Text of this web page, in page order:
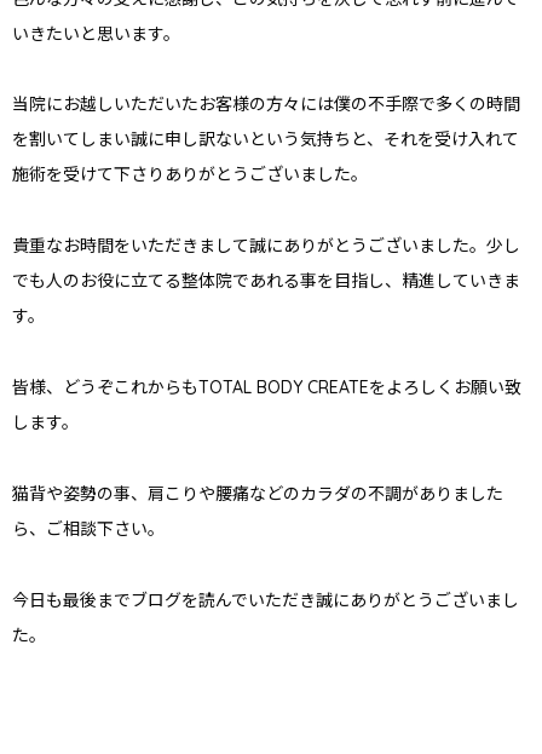
いきたいと思います。
当院にお越しいただいたお客様の方々には僕の不手際で多くの時間
を割いてしまい誠に申し訳ないという気持ちと、それを受け入れて
施術を受けて下さりありがとうございました。
貴重なお時間をいただきまして誠にありがとうございました。少し
でも人のお役に立てる整体院であれる事を目指し、精進していきま
す。
皆様、どうぞこれからもTOTAL BODY CREATEをよろしくお願い致
します。
猫背や姿勢の事、肩こりや腰痛などのカラダの不調がありました
ら、ご相談下さい。
今日も最後までブログを読んでいただき誠にありがとうございまし
た。